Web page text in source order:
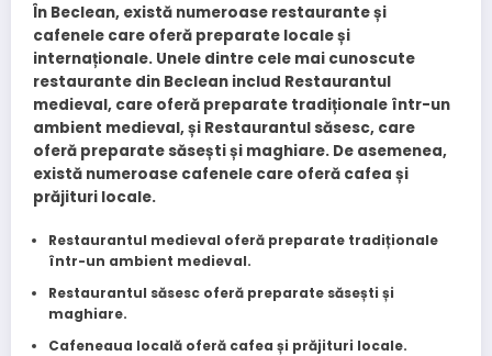
În Beclean, există numeroase restaurante și
cafenele care oferă preparate locale și
internaționale. Unele dintre cele mai cunoscute
restaurante din Beclean includ Restaurantul
medieval, care oferă preparate tradiționale într-un
ambient medieval, și Restaurantul săsesc, care
oferă preparate săsești și maghiare. De asemenea,
există numeroase cafenele care oferă cafea și
prăjituri locale.
Restaurantul medieval oferă preparate tradiționale
într-un ambient medieval.
Restaurantul săsescoferă preparate săsești și
maghiare.
Cafeneaua localăoferă cafea și prăjituri locale.